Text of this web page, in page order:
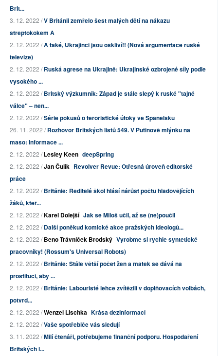
Brit...
3. 12. 2022 /V Británii zemřelo šest malých dětí na nákazu
streptokokem A
2. 12. 2022 /A také, Ukrajinci jsou oškliví!! (Nová argumentace ruské
televize)
2. 12. 2022 /Ruská agrese na Ukrajině: Ukrajinské ozbrojené síly podle
vysokého ...
2. 12. 2022 /Britský výzkumník: Západ je stále slepý k ruské "tajné
válce" – nen...
2. 12. 2022 /Série pokusů o teroristické útoky ve Španělsku
26. 11. 2022 /Rozhovor Britských listů 549. V Putinově mlýnku na
maso: Informace ...
2. 12. 2022 /Lesley Keen deepSpring
2. 12. 2022 /Jan Čulík Revolver Revue: Otřesná úroveň editorské
práce
2. 12. 2022 /Británie: Ředitelé škol hlásí nárůst počtu hladovějících
žáků, kteř...
2. 12. 2022 /Karel Dolejší Jak se Miloš učil, až se (ne)poučil
2. 12. 2022 /Další poněkud komické akce pražských ideologů...
2. 12. 2022 /Beno Trávníček Brodský Vyrobme si rychle syntetické
pracovníky! (Rossum's Universal Robots)
2. 12. 2022 /Británie: Stále větší počet žen a matek se dává na
prostituci, aby ...
2. 12. 2022 /Británie: Labouristé lehce zvítězili v doplňovacích volbách,
potvrd...
2. 12. 2022 /Wenzel Lischka Krása dezinformací
2. 12. 2022 /Vaše spotřebiče vás sledují
3. 11. 2022 /Milí čtenáři, potřebujeme finanční podporu. Hospodaření
Britských l...